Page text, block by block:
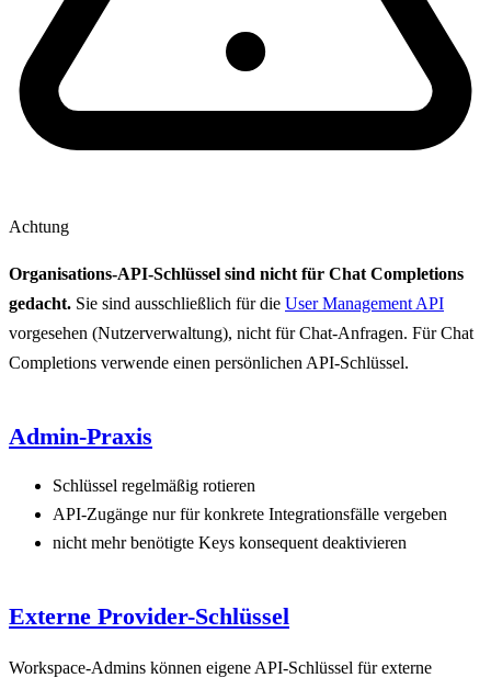
Achtung
Organisations-API-Schlüssel sind nicht für Chat Completions
gedacht. Sie sind ausschließlich für die User Management API
vorgesehen (Nutzerverwaltung), nicht für Chat-Anfragen. Für Chat
Completions verwende einen persönlichen API-Schlüssel.
Admin-Praxis
Schlüssel regelmäßig rotieren
API-Zugänge nur für konkrete Integrationsfälle vergeben
nicht mehr benötigte Keys konsequent deaktivieren
Externe Provider-Schlüssel
Workspace-Admins können eigene API-Schlüssel für externe